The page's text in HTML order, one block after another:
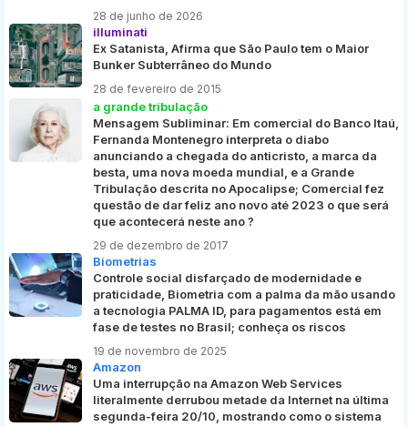
28 de junho de 2026
illuminati
Ex Satanista, Afirma que São Paulo tem o Maior
Bunker Subterrâneo do Mundo
28 de fevereiro de 2015
a grande tribulação
Mensagem Subliminar: Em comercial do Banco Itaú,
Fernanda Montenegro interpreta o diabo
anunciando a chegada do anticristo, a marca da
besta, uma nova moeda mundial, e a Grande
Tribulação descrita no Apocalipse; Comercial fez
questão de dar feliz ano novo até 2023 o que será
que acontecerá neste ano ?
29 de dezembro de 2017
Biometrias
Controle social disfarçado de modernidade e
praticidade, Biometria com a palma da mão usando
a tecnologia PALMA ID, para pagamentos está em
fase de testes no Brasil; conheça os riscos
19 de novembro de 2025
Amazon
Uma interrupção na Amazon Web Services
literalmente derrubou metade da Internet na última
segunda-feira 20/10, mostrando como o sistema